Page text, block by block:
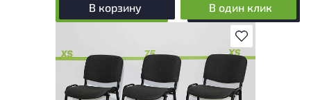
В корзину В один клик
В избранное